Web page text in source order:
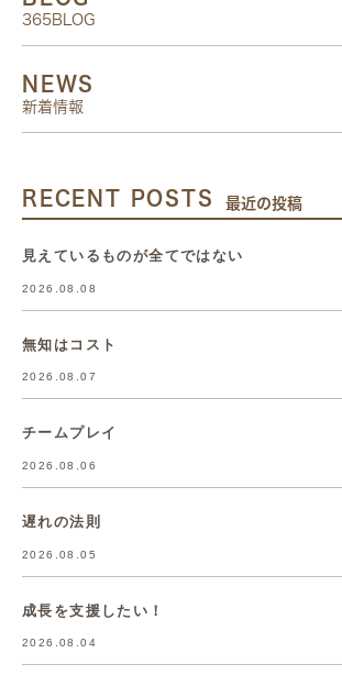
365BLOG
NEWS
新着情報
RECENT POSTS 最近の投稿
見えているものが全てではない
2026.08.08
無知はコスト
2026.08.07
チームプレイ
2026.08.06
遅れの法則
2026.08.05
成長を支援したい！
2026.08.04